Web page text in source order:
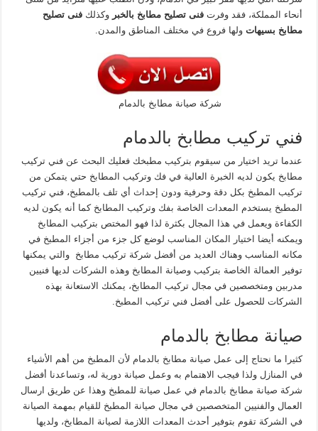
أنحاء المملكة، فقد وفرتفنى تصليح مطابخ بالخبر وكذلكفنى تصليح
مطابخ بسيهات ولها فروع في مختلف المناطق والمدن.
شركة صيانة مطابخ بالدمام
فني تركيب مطابخ بالدمام
عندما تريد اختيار من سيقوم بتركيب مطبخك فعليك البحث عن فني تركيب
مطابخ يكون لديه الخبرة العالية في فك وتركيب المطابخ حتي يتمكن من
تركيب المطبخ بكل دقة وحرفية ودون إحداث أي تلف بالمطبخ، فني تركيب
المطبخ يستخدم المعدات الخاصة بفك وتركيب المطابخ كما أنه يكون لديه
الكفاءة ويعمل في هذا المجال بكثرة لذا فهو المختص بتركيب المطابخ
ويمكنه أيضا اختيار المكان المناسب لوضع كل جزء من أجزاء المطبخ في
مكانه المناسب وهناك العديد من أفضل شركة تركيب مطابخ والتي يمكنها
توفير العمالة الخاصة بتركيب وصيانة المطابخ وهذه الشركات لديها فنيين
مدربين ومتخصصين في مجال تركيب المطابخ، يمكنك الاستعانة بهذه
الشركات للحصول على أفضل فني تركيب المطبخ.
صيانة مطابخ بالدمام
كثيرا ما نحتاج إلى عمل صيانة مطابخ بالدمام لأن المطبخ من أهم الأشياء
في المنازل ولذا فيجب الاهتمام به وعمل صيانة دورية له، وتساعدنا أفضل
شركة صيانة مطابخ بالدمام في عمل صيانة للمطبخ وهذا عن طريق ارسال
العمال والفنيين المتخصصين في مجال صيانة المطبخ للقيام بمهمة الصيانة
في الشركة تقوم بتوفير أحدث المعدات اللازمة لصيانة المطابخ، ولديها